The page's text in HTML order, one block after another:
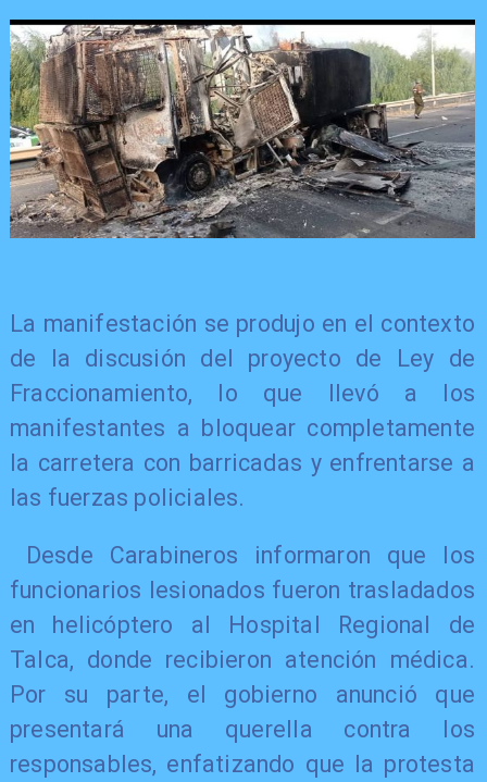
​La manifestación se produjo en el contexto
de la discusión del proyecto de Ley de
Fraccionamiento, lo que llevó a los
manifestantes a bloquear completamente
la carretera con barricadas y enfrentarse a
las fuerzas policiales.
Desde Carabineros informaron que los
funcionarios lesionados fueron trasladados
en helicóptero al Hospital Regional de
Talca, donde recibieron atención médica.
Por su parte, el gobierno anunció que
presentará una querella contra los
responsables, enfatizando que la protesta